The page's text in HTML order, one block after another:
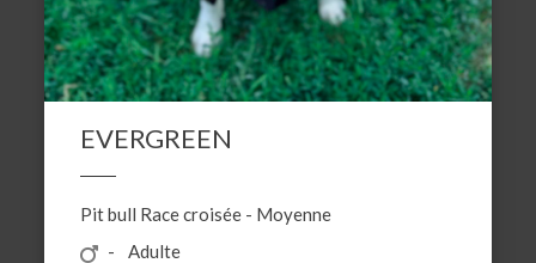
EVERGREEN
Pit bull Race croisée - Moyenne
Adulte